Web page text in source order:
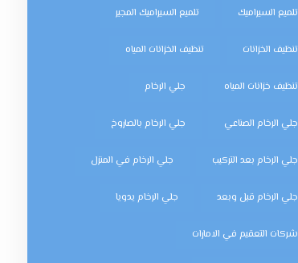
تلميع السيراميك تلميع السيراميك المجير
تنظيف الخزانات تنظيف الخزانات المياه
تنظيف خزانات المياه جلي الرخام
جلي الرخام الصناعي جلي الرخام بالصاروخ
جلي الرخام بعد التركيب جلي الرخام في المنزل
جلي الرخام قبل وبعد جلي الرخام يدويا
شركات التعقيم في الامارات